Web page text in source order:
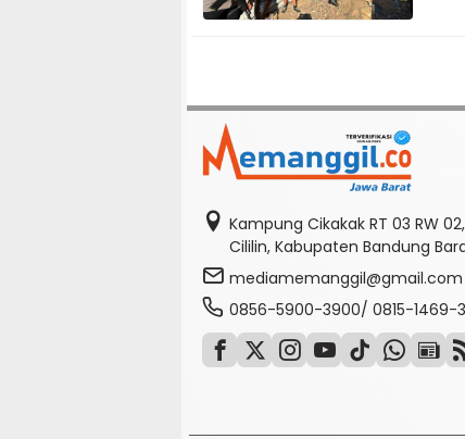
Kampung Cikakak RT 03 RW
Cililin, Kabupaten Bandung
mediamemanggil@gmail.com
0856-5900-3900/ 0815-1469-